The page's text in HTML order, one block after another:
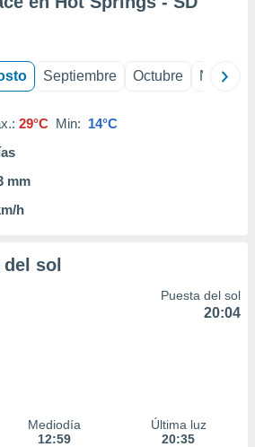
Septiembre Octubre
29°C Min: 14°C
mm
h
sol
Puesta del sol
20:04
Mediodía
12:59
Última luz
20:35